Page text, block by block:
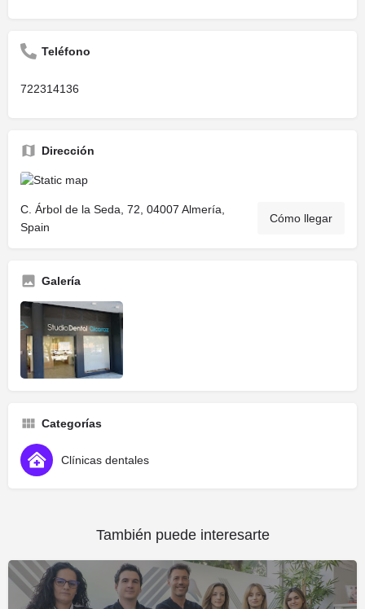
Teléfono
722314136
Dirección
C. Árbol de la Seda, 72, 04007 Almería,
Spain
Cómo llegar
Galería
Categorías
Clínicas dentales
También puede interesarte